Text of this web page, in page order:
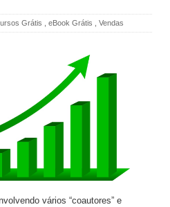
Grátis eBook Grátis Vendas
vários “coautores” e